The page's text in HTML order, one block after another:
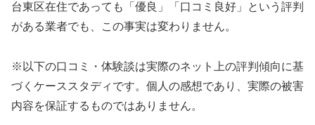
台東区在住であっても「優良」「口コミ良好」という評判
がある業者でも、この事実は変わりません。
※以下の口コミ・体験談は実際のネット上の評判傾向に基
づくケーススタディです。個人の感想であり、実際の被害
内容を保証するものではありません。